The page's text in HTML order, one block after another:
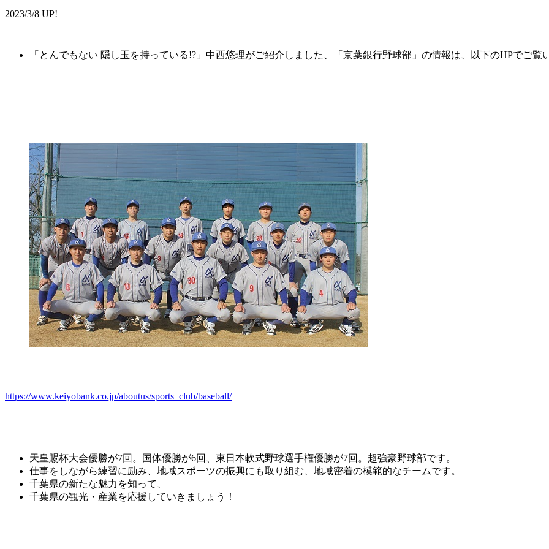
2023/3/8 UP!
「とんでもない 隠し玉を持っている!?」中西悠理がご紹介しました、「京葉銀行野球部」の情報は、以下のHPでご
https://www.keiyobank.co.jp/aboutus/sports_club/baseball/
天皇賜杯大会優勝が7回。国体優勝が6回、東日本軟式野球選手権優勝が7回。超強豪野球部です。
仕事をしながら練習に励み、地域スポーツの振興にも取り組む、地域密着の模範的なチームです。
千葉県の新たな魅力を知って、
千葉県の観光・産業を応援していきましょう！